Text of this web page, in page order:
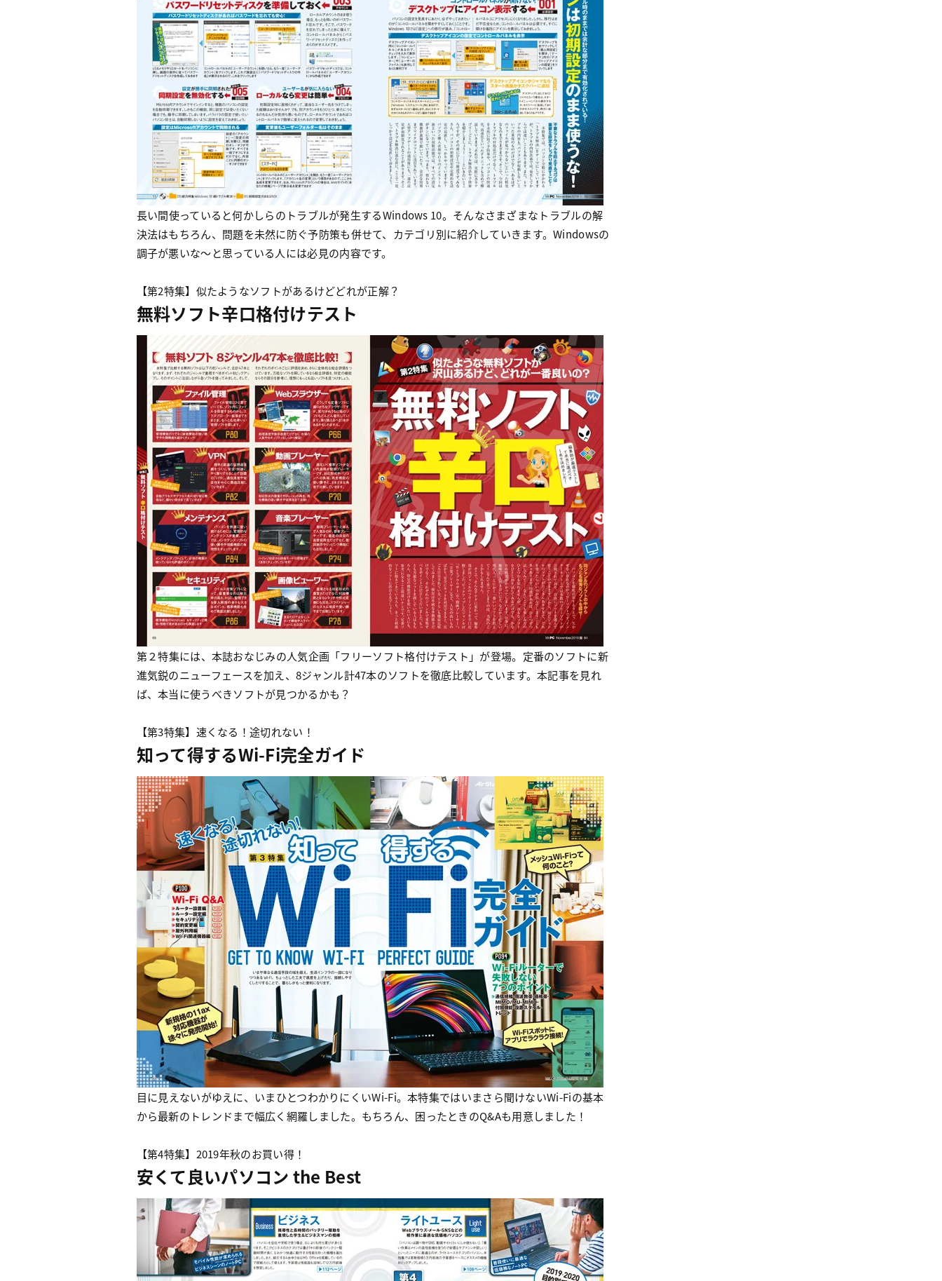
長い間使っていると何かしらのトラブルが発生するWindows 10。そんなさまざまなトラブルの解
決法はもちろん、問題を未然に防ぐ予防策も併せて、カテゴリ別に紹介していきます。Windowsの
調子が悪いな〜と思っている人には必見の内容です。
【第2特集】似たようなソフトがあるけどどれが正解？
無料ソフト辛口格付けテスト
第２特集には、本誌おなじみの人気企画「フリーソフト格付けテスト」が登場。定番のソフトに新
進気鋭のニューフェースを加え、8ジャンル計47本のソフトを徹底比較しています。本記事を見れ
ば、本当に使うべきソフトが見つかるかも？
【第3特集】速くなる！途切れない！
知って得するWi-Fi完全ガイド
目に見えないがゆえに、いまひとつわかりにくいWi-Fi。本特集ではいまさら聞けないWi-Fiの基本
から最新のトレンドまで幅広く網羅しました。もちろん、困ったときのQ&Aも用意しました！
【第4特集】2019年秋のお買い得！
安くて良いパソコン the Best